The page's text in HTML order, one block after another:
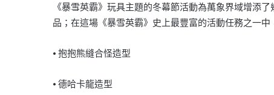
《暴雪英霸》玩具主題的冬幕節活動為萬象界域增添
品；在這場《暴雪英霸》史上最豐富的活動任務之一
⦁ 抱抱熊縫合怪造型
⦁ 德哈卡龍造型